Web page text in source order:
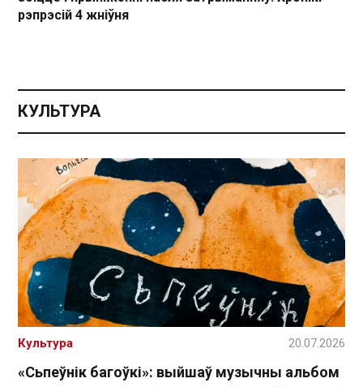
рэпрэсій 4 жніўня
КУЛЬТУРА
«Сьпеўнік багоўкі»: выйшаў музычны альбом
Культура 20.07.2026